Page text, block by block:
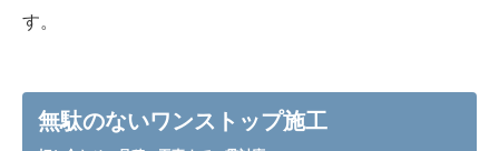
す。
無駄のないワンストップ施工